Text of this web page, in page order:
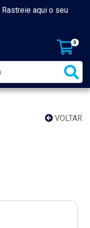
Rastreie aqui o seu
0
VOLTAR